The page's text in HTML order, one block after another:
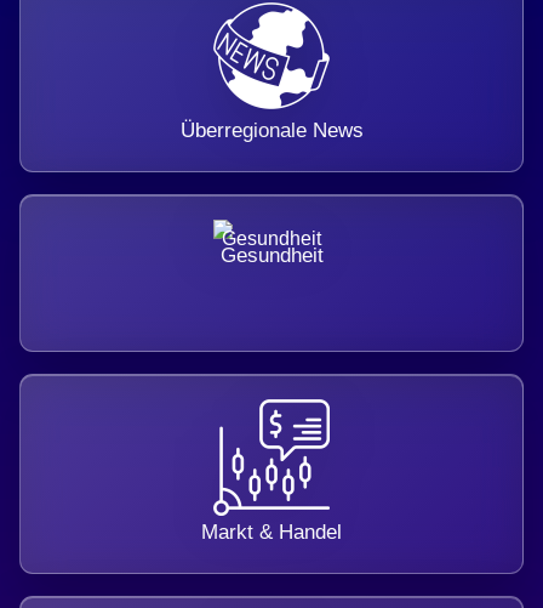
Überregionale News
Gesundheit
Markt & Handel